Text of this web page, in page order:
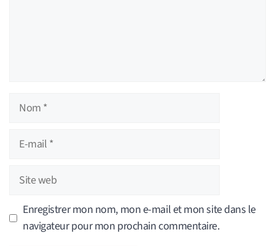
Nom
Site
Enregistrer mon nom, mon e-mail et mon site dans le
navigateur pour mon prochain commentaire.